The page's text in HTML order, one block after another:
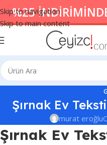
Skip to navigation
Skip to main content
%25
Şırnak Ev
murat eroğlu
Şırnak Ev